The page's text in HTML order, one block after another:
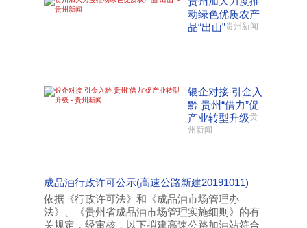
动绿色优质农产
品“出山”贵州新闻
银企对接 引金入
黔 贵州“借力”促
产业转型升级贵
州新闻
成品油行政许可公示(高速公路新建20191011)
依据《行政许可法》和《成品油市场管理办
法》、《贵州省成品油市场管理实施细则》的有
关规定，经审核，以下拟建高速公路加油站符合